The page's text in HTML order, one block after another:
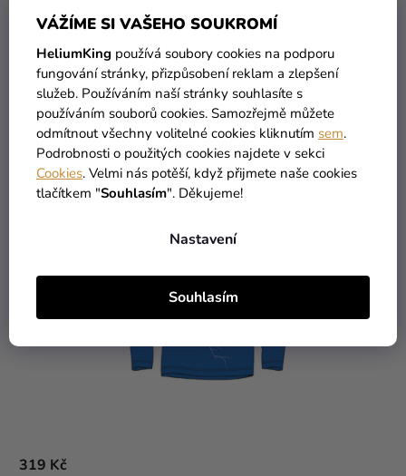
VÁŽÍME SI VAŠEHO SOUKROMÍ
HeliumKing používá soubory cookies na podporu
fungování stránky, přizpůsobení reklam a zlepšení
služeb. Používáním naší stránky souhlasíte s
používáním souborů cookies. Samozřejmě můžete
odmítnout všechny volitelné cookies kliknutím sem.
Podrobnosti o použitých cookies najdete v sekci
Cookies. Velmi nás potěší, když přijmete naše cookies
tlačítkem "Souhlasím". Děkujeme!
Nastavení
Souhlasím
High-contrast mode
MOHLO BY VÁS ZAJÍMAT
319 Kč